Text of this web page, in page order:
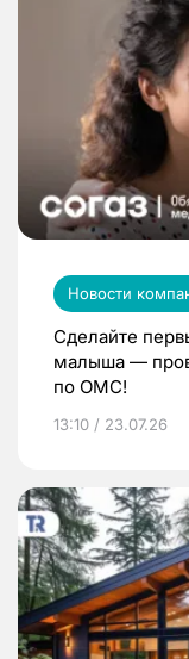
Новости
Сделайте
малыша —
по ОМС!
13:10 / 23.07.26